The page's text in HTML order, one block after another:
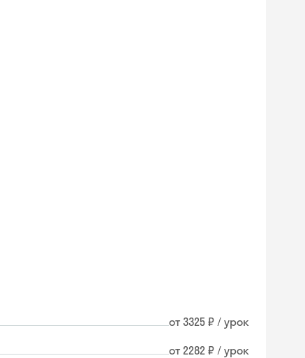
от 3325 ₽ / урок
от 2282 ₽ / урок